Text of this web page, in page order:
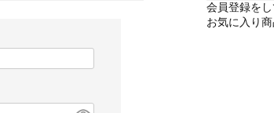
会員登録を
お気に入り